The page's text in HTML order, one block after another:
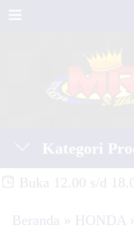
Kategori
Buka 12.00 s/d
Beranda » HONDA